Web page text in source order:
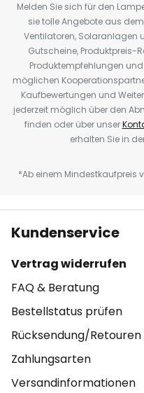
Melden Sie sich für den
sie tolle Angebote aus
Ventilatoren, Solaranlagen
Gutscheine, Produktpreis-
Produktempfehlungen
möglichen
Kaufbewertungen und
jederzeit möglich über den
finden oder über unser
erhalten Sie in
*Ab einem Mindestkaufpreis
Kundenservice
Vertrag widerrufen
FAQ & Beratung
Bestellstatus prüfen
Rücksendung/Retouren
Zahlungsarten
Versandinformationen